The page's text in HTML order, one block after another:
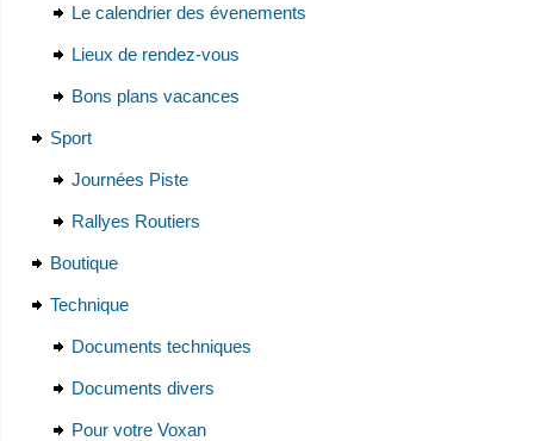
Le calendrier des évenements
Lieux de rendez-vous
Bons plans vacances
Sport
Journées Piste
Rallyes Routiers
Boutique
Technique
Documents techniques
Documents divers
Pour votre Voxan